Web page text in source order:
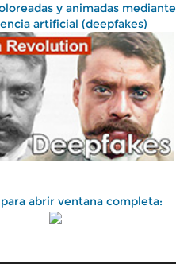
y animadas mediante
artificial (deepfakes)
abrir ventana completa: